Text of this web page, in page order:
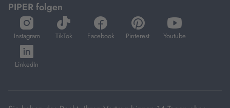
PIPER folgen
Instagram
öffnet
in
neuem
Tab
TikTok
öffnet
in
Facebook
öffnet
in
Pinterest
öffnet
in
Youtube
öffnet
in
LinkedIn
öffnet
in